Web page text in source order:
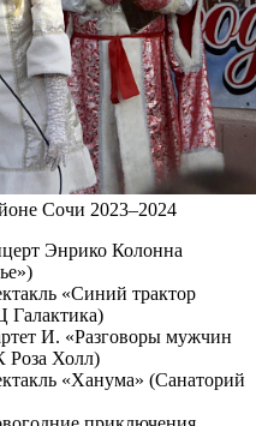
Сочи 2023–2024
Энрико Колонна
«Синий трактор
Галактика)
И. «Разговоры мужчин
Роза Холл)
«Ханума» (Санаторий